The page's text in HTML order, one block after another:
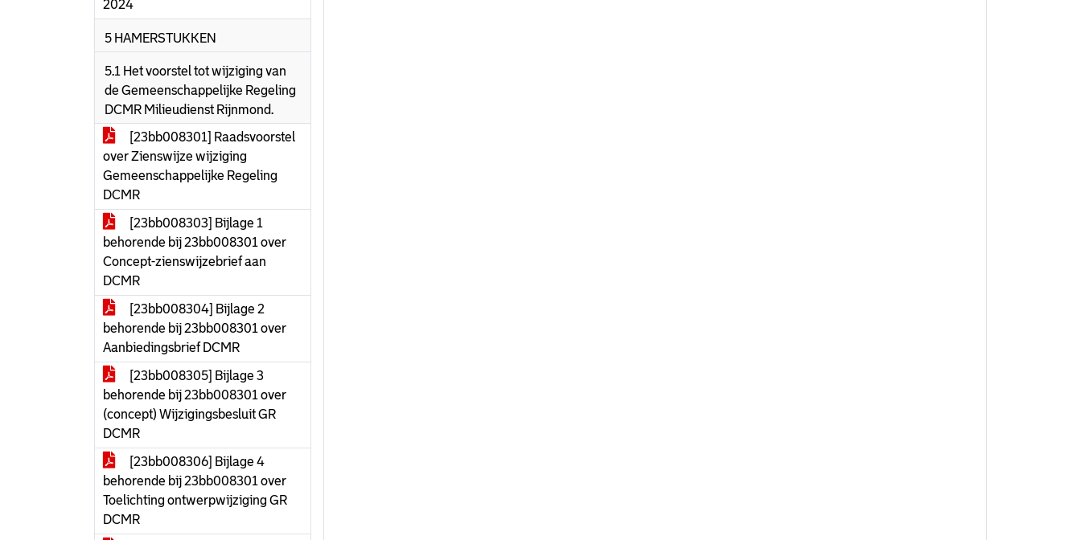
2024
5 HAMERSTUKKEN
5.1 Het voorstel tot wijziging van
de Gemeenschappelijke Regeling
DCMR Milieudienst Rijnmond.
[23bb008301] Raadsvoorstel
over Zienswijze wijziging
Gemeenschappelijke Regeling
DCMR
[23bb008303] Bijlage 1
behorende bij 23bb008301 over
Concept-zienswijzebrief aan
DCMR
[23bb008304] Bijlage 2
behorende bij 23bb008301 over
Aanbiedingsbrief DCMR
[23bb008305] Bijlage 3
behorende bij 23bb008301 over
(concept) Wijzigingsbesluit GR
DCMR
[23bb008306] Bijlage 4
behorende bij 23bb008301 over
Toelichting ontwerpwijziging GR
DCMR